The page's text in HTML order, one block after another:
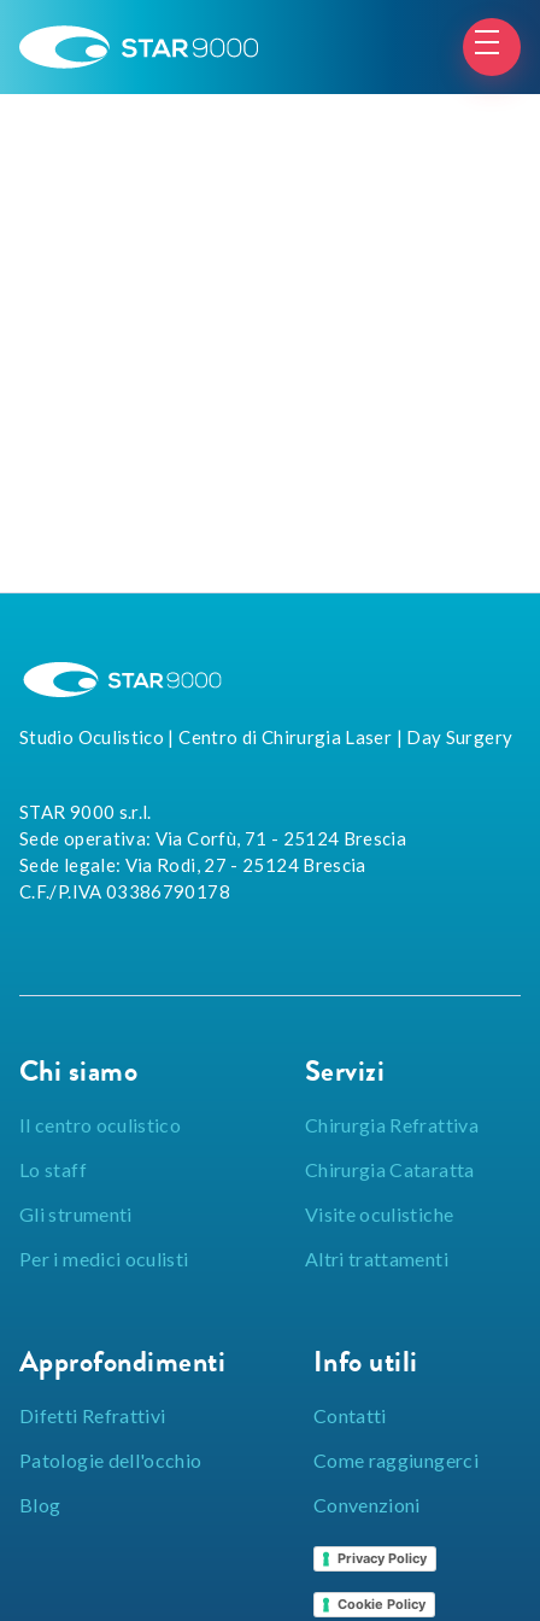
Studio Oculistico | Centro di Chirurgia Laser | Day Surgery
STAR 9000 s.r.l.
Sede operativa: Via Corfù, 71 - 25124 Brescia
Sede legale: Via Rodi, 27 - 25124 Brescia
C.F./P.IVA 03386790178
Chi siamo
Il centro oculistico
Lo staff
Gli strumenti
Per i medici oculisti
Servizi
Chirurgia Refrattiva
Chirurgia Cataratta
Visite oculistiche
Altri trattamenti
Approfondimenti
Difetti Refrattivi
Patologie dell'occhio
Blog
Info utili
Contatti
Come raggiungerci
Convenzioni
Privacy Policy
Cookie Policy